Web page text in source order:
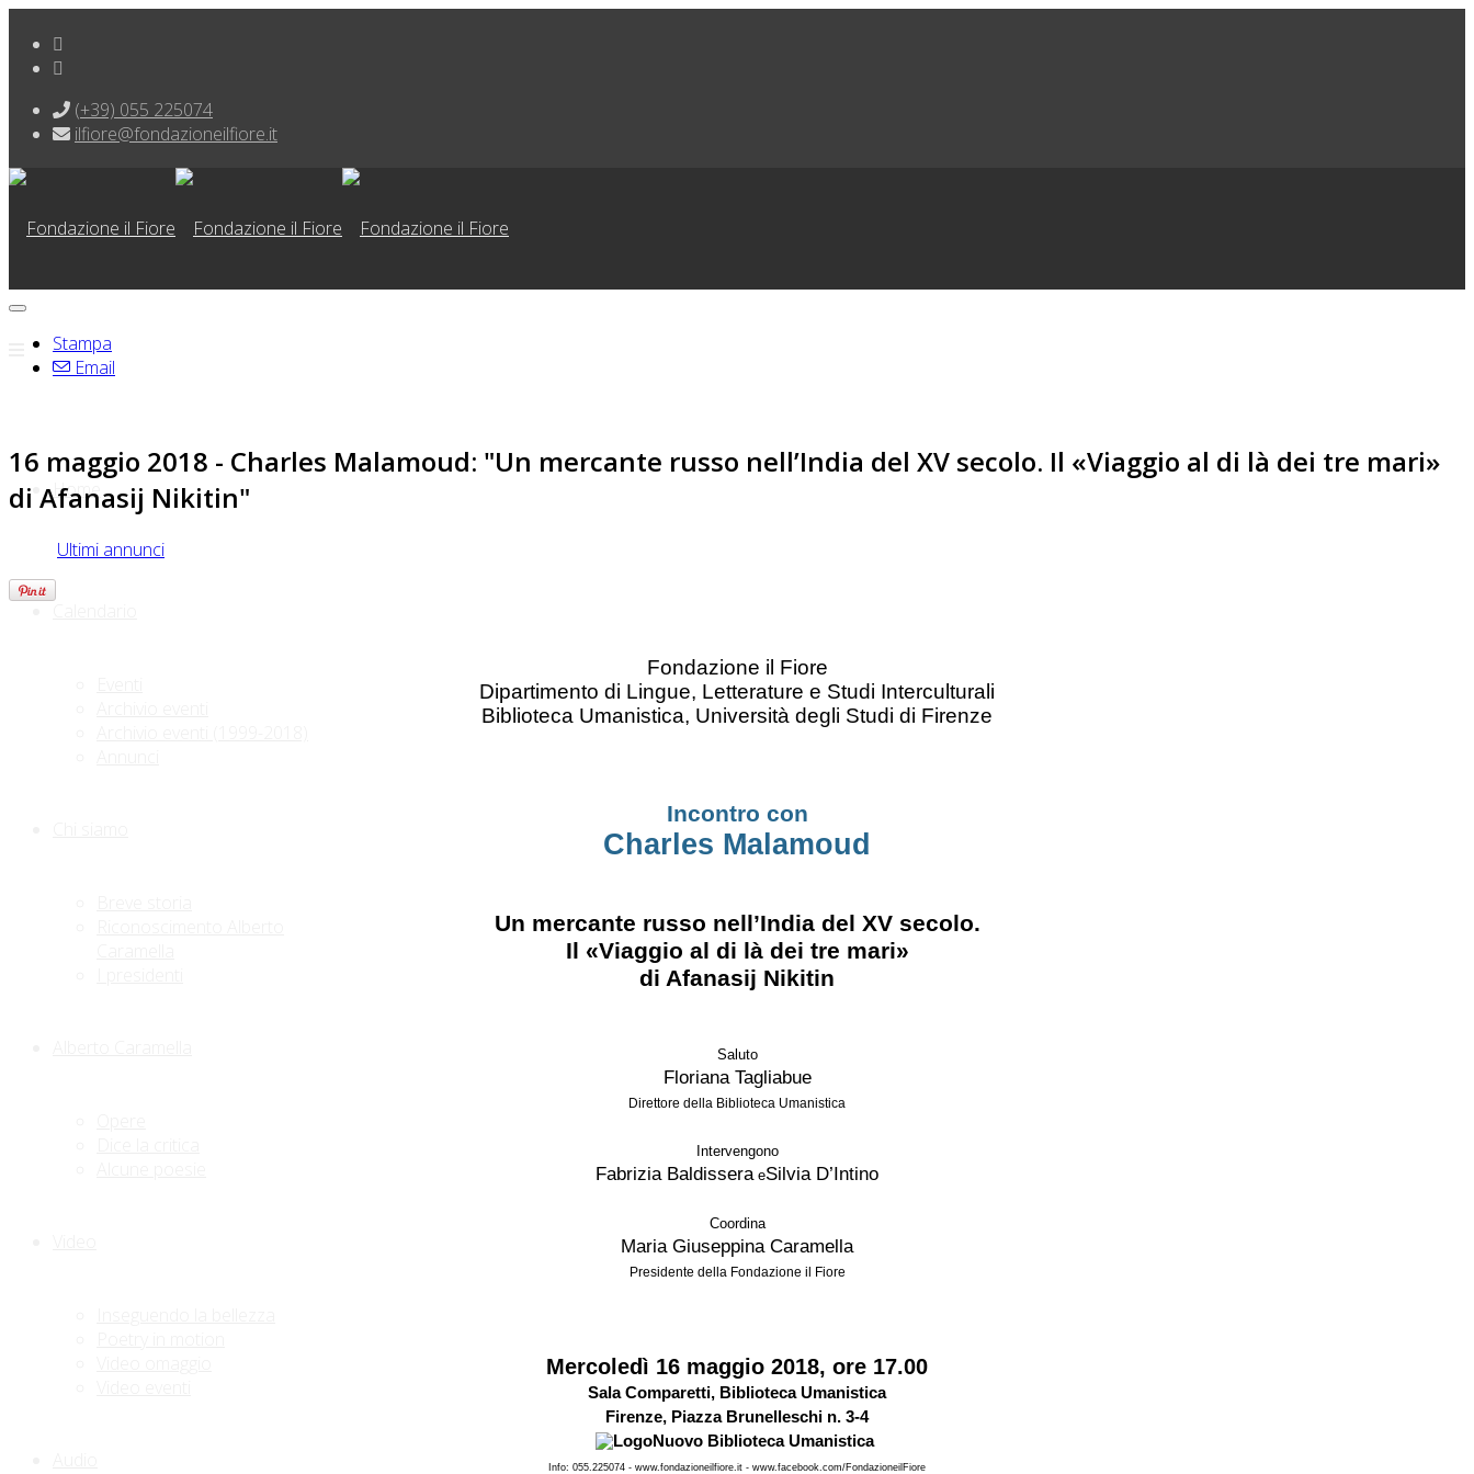
(+39) 055 225074
ilfiore@fondazioneilfiore.it
Home
Stampa
Email
16 maggio 2018 - Charles Malamoud: "Un mercante russo nell’India del XV secolo. Il «Viaggio al di là dei tre mari»
di Afanasij Nikitin"
Ultimi annunci
Fondazione il Fiore
Dipartimento di Lingue, Letterature e Studi Interculturali
Biblioteca Umanistica, Università degli Studi di Firenze
Incontro con
Charles Malamoud
Un mercante russo nell’India del XV secolo.
Il «Viaggio al di là dei tre mari»
di Afanasij Nikitin
Saluto
Floriana Tagliabue
Direttore della Biblioteca Umanistica
Intervengono
Fabrizia Baldissera eSilvia D’Intino
Coordina
Maria Giuseppina Caramella
Presidente della Fondazione il Fiore
Mercoledì 16 maggio 2018, ore 17.00
Sala Comparetti, Biblioteca Umanistica
Firenze, Piazza Brunelleschi n. 3-4
Info: 055.225074 - www.fondazioneilfiore.it - www.facebook.com/FondazioneilFiore